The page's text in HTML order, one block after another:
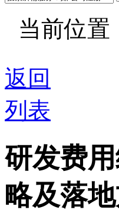
当前位置
返回
列表
研发费
略及落